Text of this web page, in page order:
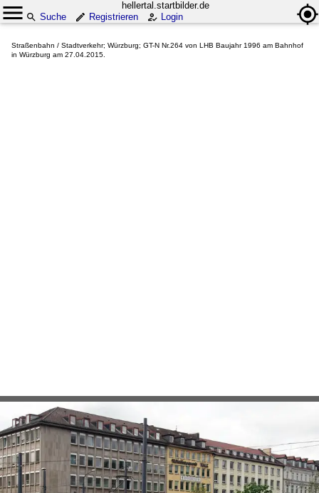
hellertal.startbilder.de
Suche
Registrieren Login
Straßenbahn / Stadtverkehr; Würzburg; GT-N Nr.264 von LHB Baujahr 1996 am Bahnhof
in Würzburg am 27.04.2015.